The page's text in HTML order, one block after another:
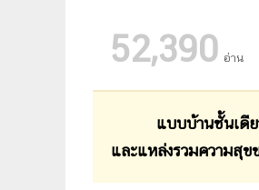
52,390 อ่าน
แบบบ้านชั้นเดี
และแหล่งรวมความสุ